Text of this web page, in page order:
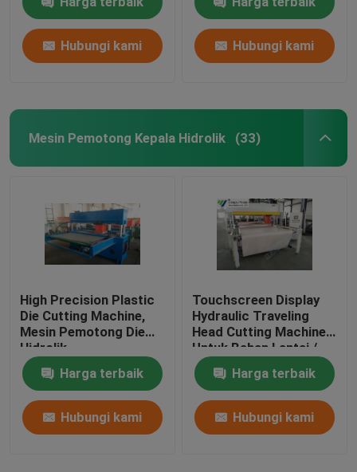
Hubungi kami Hubungi kami
Mesin Pemotong Kepala Hidrolik (33)
High Precision Plastic
Die Cutting Machine,
Mesin Pemotong Die
Hidrolik
Harga terbaik
Hubungi kami
Touchscreen Display
Hydraulic Traveling
Head Cutting Machine
Untuk Bahan Lantai /
Soft Film
Harga terbaik
Hubungi kami